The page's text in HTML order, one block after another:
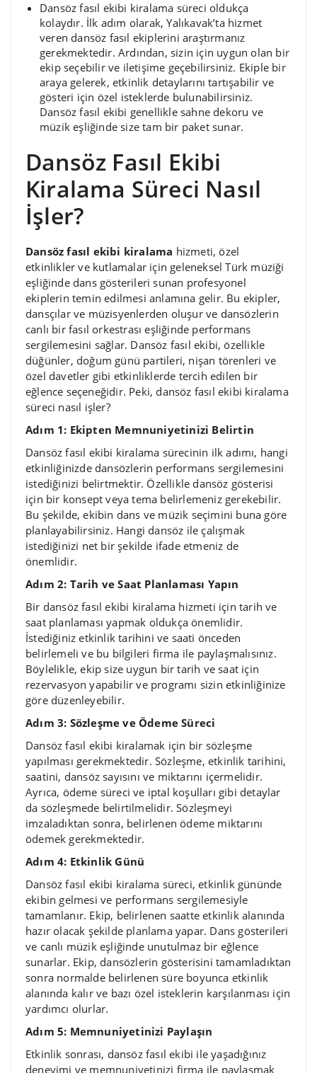
Dansöz fasıl ekibi kiralama süreci oldukça
kolaydır. İlk adım olarak, Yalıkavak’ta hizmet
veren dansöz fasıl ekiplerini araştırmanız
gerekmektedir. Ardından, sizin için uygun olan bir
ekip seçebilir ve iletişime geçebilirsiniz. Ekiple bir
araya gelerek, etkinlik detaylarını tartışabilir ve
gösteri için özel isteklerde bulunabilirsiniz.
Dansöz fasıl ekibi genellikle sahne dekoru ve
müzik eşliğinde size tam bir paket sunar.
Dansöz Fasıl Ekibi
Kiralama Süreci Nasıl
İşler?
Dansöz fasıl ekibi kiralama hizmeti, özel
etkinlikler ve kutlamalar için geleneksel Türk müziği
eşliğinde dans gösterileri sunan profesyonel
ekiplerin temin edilmesi anlamına gelir. Bu ekipler,
dansçılar ve müzisyenlerden oluşur ve dansözlerin
canlı bir fasıl orkestrası eşliğinde performans
sergilemesini sağlar. Dansöz fasıl ekibi, özellikle
düğünler, doğum günü partileri, nişan törenleri ve
özel davetler gibi etkinliklerde tercih edilen bir
eğlence seçeneğidir. Peki, dansöz fasıl ekibi kiralama
süreci nasıl işler?
Adım 1: Ekipten Memnuniyetinizi Belirtin
Dansöz fasıl ekibi kiralama sürecinin ilk adımı, hangi
etkinliğinizde dansözlerin performans sergilemesini
istediğinizi belirtmektir. Özellikle dansöz gösterisi
için bir konsept veya tema belirlemeniz gerekebilir.
Bu şekilde, ekibin dans ve müzik seçimini buna göre
planlayabilirsiniz. Hangi dansöz ile çalışmak
istediğinizi net bir şekilde ifade etmeniz de
önemlidir.
Adım 2: Tarih ve Saat Planlaması Yapın
Bir dansöz fasıl ekibi kiralama hizmeti için tarih ve
saat planlaması yapmak oldukça önemlidir.
İstediğiniz etkinlik tarihini ve saati önceden
belirlemeli ve bu bilgileri firma ile paylaşmalısınız.
Böylelikle, ekip size uygun bir tarih ve saat için
rezervasyon yapabilir ve programı sizin etkinliğinize
göre düzenleyebilir.
Adım 3: Sözleşme ve Ödeme Süreci
Dansöz fasıl ekibi kiralamak için bir sözleşme
yapılması gerekmektedir. Sözleşme, etkinlik tarihini,
saatini, dansöz sayısını ve miktarını içermelidir.
Ayrıca, ödeme süreci ve iptal koşulları gibi detaylar
da sözleşmede belirtilmelidir. Sözleşmeyi
imzaladıktan sonra, belirlenen ödeme miktarını
ödemek gerekmektedir.
Adım 4: Etkinlik Günü
Dansöz fasıl ekibi kiralama süreci, etkinlik gününde
ekibin gelmesi ve performans sergilemesiyle
tamamlanır. Ekip, belirlenen saatte etkinlik alanında
hazır olacak şekilde planlama yapar. Dans gösterileri
ve canlı müzik eşliğinde unutulmaz bir eğlence
sunarlar. Ekip, dansözlerin gösterisini tamamladıktan
sonra normalde belirlenen süre boyunca etkinlik
alanında kalır ve bazı özel isteklerin karşılanması için
yardımcı olurlar.
Adım 5: Memnuniyetinizi Paylaşın
Etkinlik sonrası, dansöz fasıl ekibi ile yaşadığınız
deneyimi ve memnuniyetinizi firma ile paylaşmak